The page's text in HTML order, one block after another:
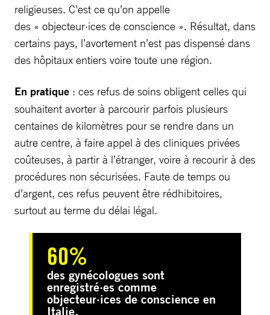
religieuses. C’est ce qu’on appelle
des « objecteur·ices de conscience ». Résultat, dans
certains pays, l’avortement n’est pas dispensé dans
des hôpitaux entiers voire toute une région.
En pratique : ces refus de soins obligent celles qui
souhaitent avorter à parcourir parfois plusieurs
centaines de kilomètres pour se rendre dans un
autre centre, à faire appel à des cliniques privées
coûteuses, à partir à l’étranger, voire à recourir à des
procédures non sécurisées. Faute de temps ou
d’argent, ces refus peuvent être rédhibitoires,
surtout au terme du délai légal.
60%
des gynécologues sont
enregistré·es comme
objecteur·ices de conscience en
Italie.